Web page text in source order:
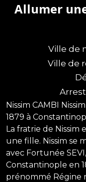
Allumer
Ville de
Ville de
Nissim CAMBI
1879 à
La fratrie de Nissim
une fille. Nissim se
avec Fortunée
Constantinople en
prénommé Régine